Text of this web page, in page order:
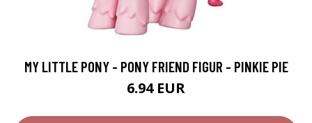
MY LITTLE PONY - PONY FRIEND FIGUR - PINKIE PIE
6.94 EUR